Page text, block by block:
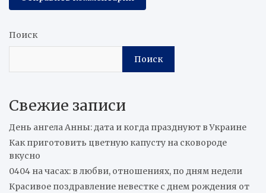
Поиск
Поиск
Свежие записи
День ангела Анны: дата и когда празднуют в Украине
Как приготовить цветную капусту на сковороде
вкусно
0404 на часах: в любви, отношениях, по дням недели
Красивое поздравление невестке с днем рождения от